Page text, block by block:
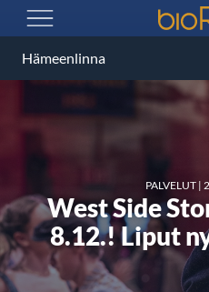
AVAA VALIKKO
PALVELUT |
West Side
8.12.! Liput